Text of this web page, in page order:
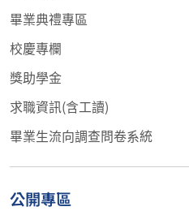
畢業典禮專區
校慶專欄
獎助學金
求職資訊(含工讀)
畢業生流向調查問卷系統
公開專區